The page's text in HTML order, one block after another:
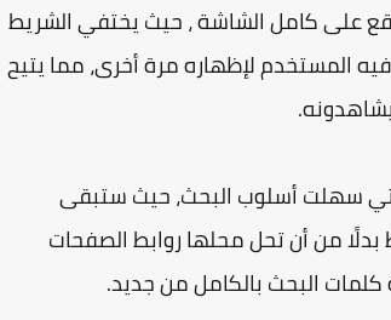
على كامل الشاشة ، حيث يختفي الشريط
المستخدم لإظهاره مرة أخرى، مما يتيح
سهلت أسلوب البحث، حيث ستبقى
من أن تحل محلها روابط الصفحات
كلمات البحث بالكامل من جديد.